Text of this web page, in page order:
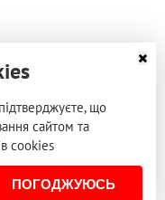
що
сайтом та
cookies
ПОГОДЖУЮСЬ